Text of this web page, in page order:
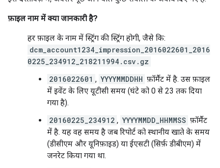
फ़ाइल नाम में क्या जानकारी है?
हर फ़ाइल के नाम में स्ट्रिंग की स्ट्रिंग होगी, जैसे कि:
dcm_account1234_impression_2016022601_2016
0225_234912_218211994.csv.gz
2016022601 , YYYYMMDDHH फ़ॉर्मैट में है. उस फ़ाइल
में इवेंट के लिए यूटीसी समय (घंटे को 0 से 23 तक दिया
गया है).
20160225_234912 , YYYYMMDD_HHMMSS फ़ॉर्मैट
में है. यह वह समय है जब रिपोर्ट को स्थानीय खाते के समय
(डीसीएम और यूनिफ़ाइड) या ईएसटी (सिर्फ़ डीबीएम) में
जनरेट किया गया था.